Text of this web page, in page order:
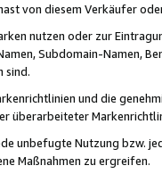
von diesem Verkäufer
nutzen oder zur
Subdomain-Namen,
sind.
und die
überarbeiteter
unbefugte Nutzung bzw.
Maßnahmen zu ergreifen.